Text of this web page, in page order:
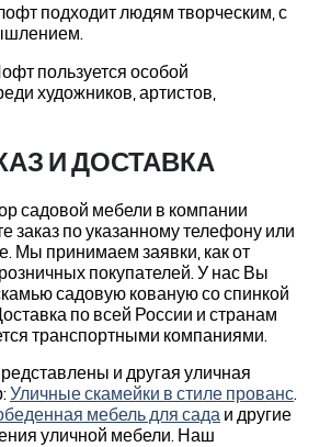
подходит людям творческим, с
пользуется особой
художников, артистов,
И ДОСТАВКА
садовой мебели в компании
заказ по указанному телефону или
Мы принимаем заявки, как от
покупателей. У нас Вы
садовую кованую со спинкой
по всей России и странам
транспортными компаниями.
и другая уличная
Уличные скамейки в стиле прованс.
мебель для сада и другие
уличной мебели. Наш